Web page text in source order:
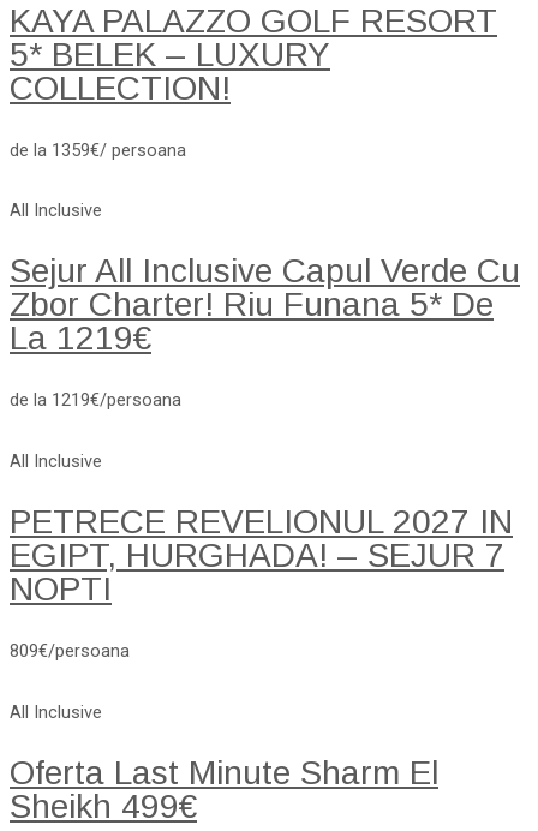
KAYA PALAZZO GOLF RESORT
5* BELEK – LUXURY
COLLECTION!
de la 1359€/ persoana
All Inclusive
Sejur All Inclusive Capul Verde Cu
Zbor Charter! Riu Funana 5* De
La 1219€
de la 1219€/persoana
All Inclusive
PETRECE REVELIONUL 2027 IN
EGIPT, HURGHADA! – SEJUR 7
NOPTI
809€/persoana
All Inclusive
Oferta Last Minute Sharm El
Sheikh 499€